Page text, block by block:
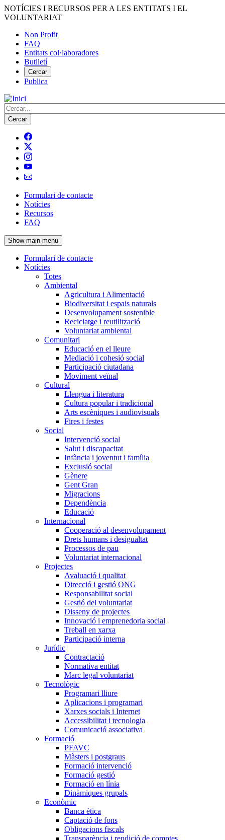
Vés
al
NOTÍCIES I RECURSOS PER A LES ENTITATS I EL
VOLUNTARIAT
Menú
del
compte
d'usuari
Non Profit
FAQ
Entitats col·laboradores
Butlletí
Cercar
Publica
Cerca
Navegació
principal
de
l'encapçalament
Formulari de contacte
Notícies
Recursos
FAQ
Show main menu
Navegació
principal
Formulari de contacte
Notícies
Totes
Ambiental
Agricultura i Alimentació
Biodiversitat i espais naturals
Desenvolupament sostenible
Reciclatge i reutilització
Voluntariat ambiental
Comunitari
Educació en el lleure
Mediació i cohesió social
Participació ciutadana
Moviment veïnal
Cultural
Llengua i literatura
Cultura popular i tradicional
Arts escèniques i audiovisuals
Fires i festes
Social
Intervenció social
Salut i discapacitat
Infància i joventut i família
Exclusió social
Gènere
Gent Gran
Migracions
Dependència
Educació
Internacional
Cooperació al desenvolupament
Drets humans i desigualtat
Processos de pau
Voluntariat internacional
Projectes
Avaluació i qualitat
Direcció i gestió ONG
Responsabilitat social
Gestió del voluntariat
Disseny de projectes
Innovació i emprenedoria social
Treball en xarxa
Participació interna
Jurídic
Contractació
Normativa entitat
Marc legal voluntariat
Tecnològic
Programari lliure
Aplicacions i programari
Xarxes socials i Internet
Accessibilitat i tecnologia
Comunicació associativa
Formació
PFAVC
Màsters i postgraus
Formació intervenció
Formació gestió
Formació en línia
Dinàmiques grupals
Econòmic
Banca ètica
Captació de fons
Obligacions fiscals
Transparència i rendició de comptes